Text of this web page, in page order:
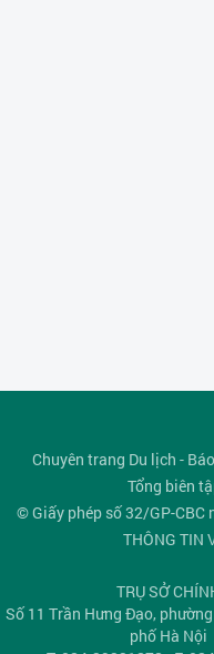
Chuyên trang Du lịch -
Tổng biên
© Giấy phép số 32/GP-CBC
THÔNG TIN
TRỤ SỞ
Số 11 Trần Hưng Đạo,
phố Hà Nội